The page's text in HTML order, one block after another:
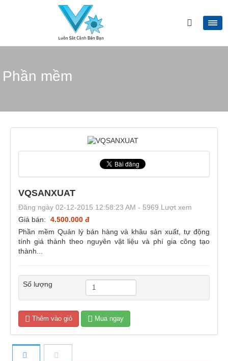
Phần mềm
VQSANXUAT
Đăng ngày 02-12-2015 12:58:23 AM - 5969 Lượt xem
Giá bán:
4.500.000 đ
Phần mềm Quản lý bán hàng và khâu sản xuất, tự động
tính giá thành theo nguyên vật liệu và phí gia công tạo
thành...
Số lượng
Thêm vào giỏ Mua ngay